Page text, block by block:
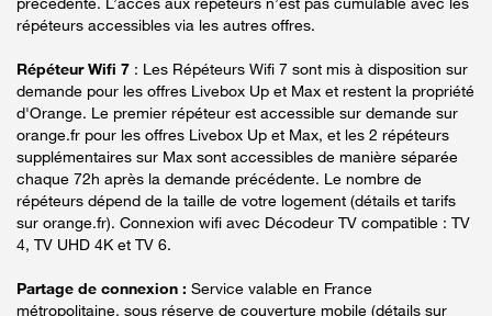
répéteurs accessibles via les autres offres.
Répéteur Wifi 7 : Les Répéteurs Wifi 7 sont mis à disposition sur
demande pour les offres Livebox Up et Max et restent la propriété
d'Orange. Le premier répéteur est accessible sur demande sur
orange.fr pour les offres Livebox Up et Max, et les 2 répéteurs
supplémentaires sur Max sont accessibles de manière séparée
chaque 72h après la demande précédente. Le nombre de
répéteurs dépend de la taille de votre logement (détails et tarifs
sur orange.fr). Connexion wifi avec Décodeur TV compatible : TV
4, TV UHD 4K et TV 6.
Partage de connexion : Service valable en France
métropolitaine, sous réserve de couverture mobile (détails sur